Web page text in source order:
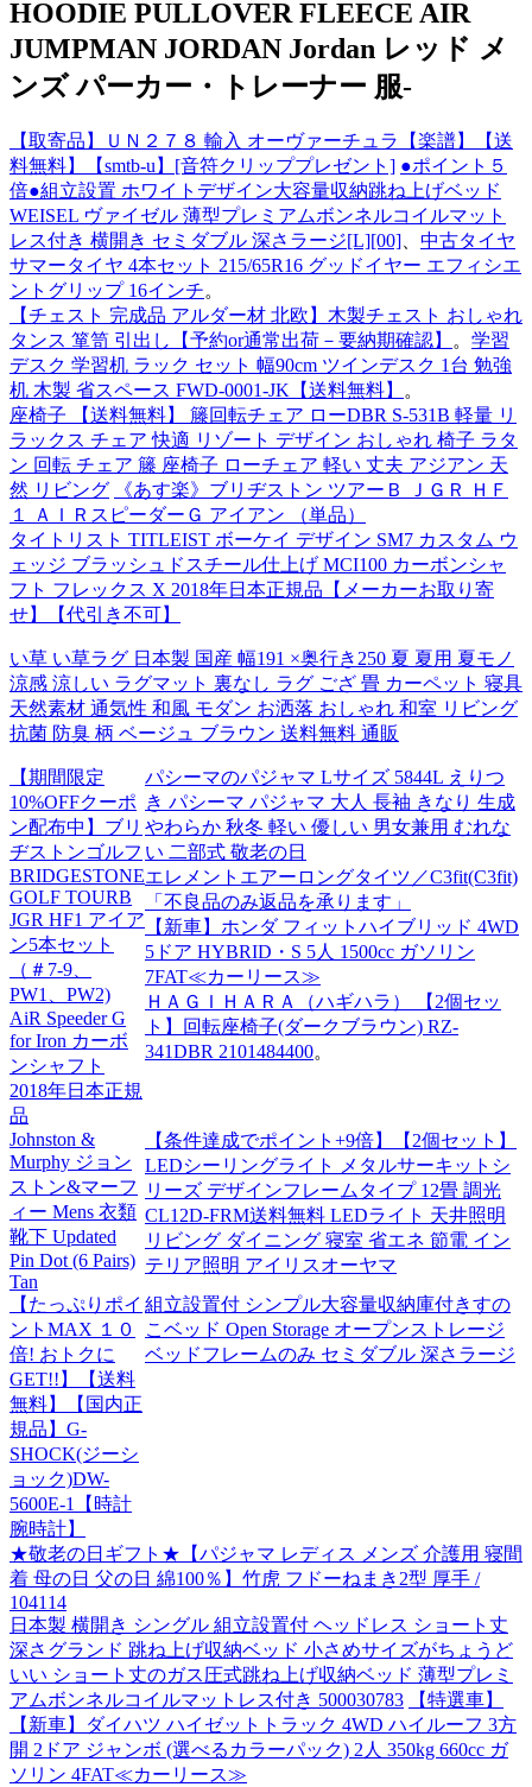
HOODIE PULLOVER FLEECE AIR
JUMPMAN JORDAN Jordan レッド メ
ンズ パーカー・トレーナー 服-
【取寄品】ＵＮ２７８ 輸入 オーヴァーチュラ【楽譜】【送
料無料】【smtb-u】[音符クリッププレゼント] ●ポイント５
倍●組立設置 ホワイトデザイン大容量収納跳ね上げベッド
WEISEL ヴァイゼル 薄型プレミアムボンネルコイルマット
レス付き 横開き セミダブル 深さラージ[L][00]
中古タイヤ
サマータイヤ 4本セット 215/65R16 グッドイヤー エフィシエ
ントグリップ 16インチ。
【チェスト 完成品 アルダー材 北欧】木製チェスト おしゃれ
タンス 箪笥 引出し【予約or通常出荷－要納期確認】
。 学習
デスク 学習机 ラック セット 幅90cm ツインデスク 1台 勉強
机 木製 省スペース FWD-0001-JK【送料無料】
。
座椅子 【送料無料】 籐回転チェア ローDBR S-531B 軽量 リ
ラックス チェア 快適 リゾート デザイン おしゃれ 椅子 ラタ
ン 回転 チェア 籐 座椅子 ローチェア 軽い 丈夫 アジアン 天
然 リビング
《あす楽》ブリヂストン ツアーＢ ＪＧＲ ＨＦ
１ ＡＩＲスピーダーＧ アイアン （単品）
タイトリスト TITLEIST ボーケイ デザイン SM7 カスタム ウ
ェッジ ブラッシュドスチール仕上げ MCI100 カーボンシャ
フト フレックス X 2018年日本正規品【メーカーお取り寄
せ】【代引き不可】
い草 い草ラグ 日本製 国産 幅191 ×奥行き250 夏 夏用 夏モノ
涼感 涼しい ラグマット 裏なし ラグ ござ 畳 カーペット 寝具
天然素材 通気性 和風 モダン お洒落 おしゃれ 和室 リビング
抗菌 防臭 柄 ベージュ ブラウン 送料無料 通販
【期間限定
10%OFFクーポ
ン配布中】ブリ
ヂストンゴルフ
BRIDGESTONE
GOLF TOURB
JGR HF1 アイア
ン5本セット
（＃7-9、
PW1、PW2)
AiR Speeder G
for Iron カーボ
ンシャフト
2018年日本正規
品
パシーマのパジャマ Lサイズ 5844L えりつ
き パシーマ パジャマ 大人 長袖 きなり 生成
やわらか 秋冬 軽い 優しい 男女兼用 むれな
い 二部式 敬老の日
エレメントエアーロングタイツ／C3fit(C3fit)
「不良品のみ返品を承ります」
【新車】ホンダ フィットハイブリッド 4WD
5ドア HYBRID・S 5人 1500cc ガソリン
7FAT≪カーリース≫
ＨＡＧＩＨＡＲＡ（ハギハラ） 【2個セッ
ト】回転座椅子(ダークブラウン) RZ-
341DBR 2101484400。
Johnston &
Murphy ジョン
ストン&マーフ
ィー Mens 衣類
靴下 Updated
Pin Dot (6 Pairs)
Tan
【条件達成でポイント+9倍】【2個セット】
LEDシーリングライト メタルサーキットシ
リーズ デザインフレームタイプ 12畳 調光
CL12D-FRM送料無料 LEDライト 天井照明
リビング ダイニング 寝室 省エネ 節電 イン
テリア照明 アイリスオーヤマ
【たっぷりポイ
ントMAX １０
倍! おトクに
GET!!】【送料
無料】【国内正
規品】G-
SHOCK(ジーシ
ョック)DW-
5600E-1【時計
腕時計】
組立設置付 シンプル大容量収納庫付きすの
こベッド Open Storage オープンストレージ
ベッドフレームのみ セミダブル 深さラージ
★敬老の日ギフト★【パジャマ レディス メンズ 介護用 寝間
着 母の日 父の日 綿100％】竹虎 フドーねまき2型 厚手 /
104114
日本製 横開き シングル 組立設置付 ヘッドレス ショート丈
深さグランド 跳ね上げ収納ベッド 小さめサイズがちょうど
いい ショート丈のガス圧式跳ね上げ収納ベッド 薄型プレミ
アムボンネルコイルマットレス付き 500030783
【特選車】
【新車】ダイハツ ハイゼットトラック 4WD ハイルーフ 3方
開 2ドア ジャンボ (選べるカラーパック) 2人 350kg 660cc ガ
ソリン 4FAT≪カーリース≫